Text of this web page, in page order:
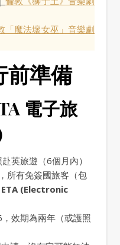
「魔法壞女巫」音樂劇
前準備
電子旅
英旅遊（6個月內）
，所有免簽國旅客（包
ETA (Electronic
，效期為兩年（或護照